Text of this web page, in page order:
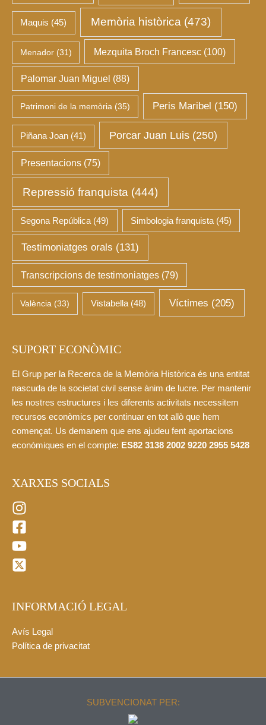
Maquis (45) Memòria històrica(473)
Menador(31) Mezquita Broch Francesc(100)
Palomar Juan Miguel (88)
Patrimoni de la memòria(35) Peris Maribel (150)
Piñana Joan (41) Porcar Juan Luis (250)
Presentacions (75)
Repressió franquista (444)
Segona República (49) Simbologia franquista (45)
Testimoniatges orals (131)
Transcripcions de testimoniatges (79)
València (33) Vistabella(48) Víctimes (205)
SUPORT ECONÒMIC
El Grup per la Recerca de la Memòria Històrica és una entitat
nascuda de la societat civil sense ànim de lucre. Per mantenir
les nostres estructures i les diferents activitats necessitem
recursos econòmics per continuar en tot allò que hem
començat. Us demanem que ens ajudeu fent aportacions
econòmiques en el compte: ES82 3138 2002 9220 2955 5428
XARXES SOCIALS
INFORMACIÓ LEGAL
Avís Legal
Política de privacitat
SUBVENCIONAT PER: